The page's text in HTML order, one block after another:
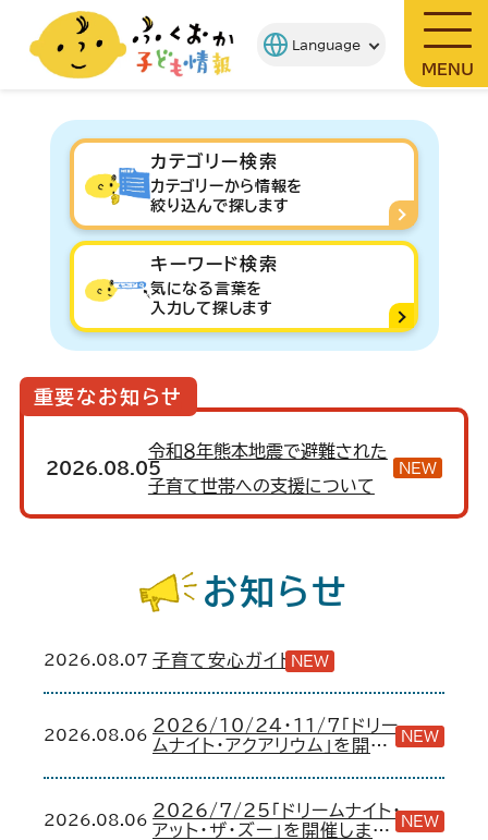
MENU
カテゴリー検索
カテゴリーから情報を
絞り込んで探します
キーワード検索
気になる言葉を
入力して探します
重要なお知らせ
2026.08.05
令和８年熊本地震で避難された
子育て世帯への支援について
NEW
お知らせ
2026.08.07 子育て安心ガイドNEW
2026.08.06
2026/10/24・11/7「ドリー
ムナイト・アクアリウム」を開催
NEW
2026.08.06
2026/7/25「ドリームナイト・
アット・ザ・ズー」を開催しまし
NEW